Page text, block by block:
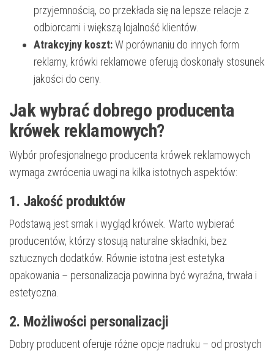
przyjemnością, co przekłada się na lepsze relacje z
odbiorcami i większą lojalność klientów.
Atrakcyjny koszt:W porównaniu do innych form
reklamy, krówki reklamowe oferują doskonały stosunek
jakości do ceny.
Jak wybrać dobrego producenta
krówek reklamowych?
Wybór profesjonalnego producenta krówek reklamowych
wymaga zwrócenia uwagi na kilka istotnych aspektów:
1. Jakość produktów
Podstawą jest smak i wygląd krówek. Warto wybierać
producentów, którzy stosują naturalne składniki, bez
sztucznych dodatków. Równie istotna jest estetyka
opakowania – personalizacja powinna być wyraźna, trwała i
estetyczna.
2. Możliwości personalizacji
Dobry producent oferuje różne opcje nadruku – od prostych